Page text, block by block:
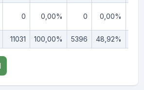
0 0,00% 0 0,00%
11031 100,00% 5396 48,92%